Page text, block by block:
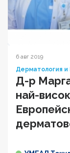
6 авг 2019
Дерматология и
Д-р
най-